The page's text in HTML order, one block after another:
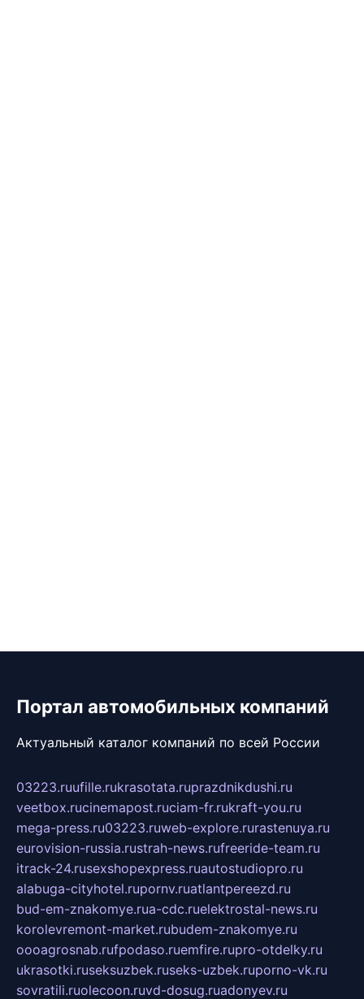
Портал автомобильных компаний
Актуальный каталог компаний по всей России
03223.ruufille.rukrasotata.ruprazdnikdushi.ru
veetbox.rucinemapost.ruciam-fr.rukraft-you.ru
mega-press.ru03223.ruweb-explore.rurastenuya.ru
eurovision-russia.rustrah-news.rufreeride-team.ru
itrack-24.rusexshopexpress.ruautostudiopro.ru
alabuga-cityhotel.rupornv.ruatlantpereezd.ru
bud-em-znakomye.rua-cdc.ruelektrostal-news.ru
korolevremont-market.rubudem-znakomye.ru
oooagrosnab.rufpodaso.ruemfire.rupro-otdelky.ru
ukrasotki.ruseksuzbek.ruseks-uzbek.ruporno-vk.ru
sovratili.ruolecoon.ruvd-dosug.ruadonyev.ru